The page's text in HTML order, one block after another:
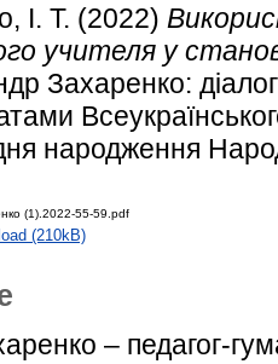
І. Т. (2022)
учителя у
Захаренко: діалог
народження
(1).2022-55-59.pdf
(210kB)
– педагог-